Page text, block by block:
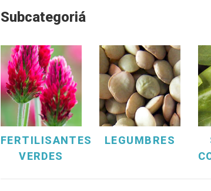
Subcategoriá
FERTILISANTES
VERDES
LEGUMBRES